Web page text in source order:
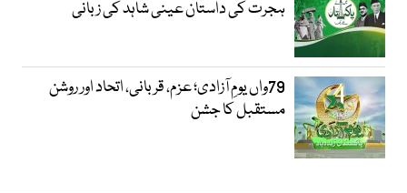
ہجرت کی داستان عینی شاہد کی زبانی
79واں یومِ آزادی؛ عزم، قربانی، اتحاد اور روشن
مستقبل کا جشن